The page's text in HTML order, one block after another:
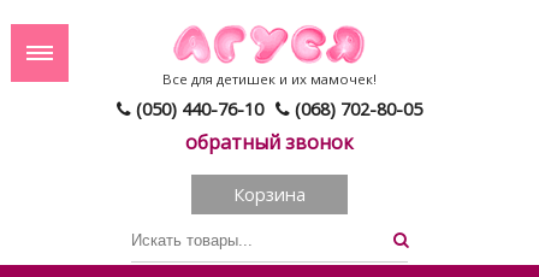
(050) 440-76-10 (068) 702-80-05
обратный звонок
Все для детишек и их мамочек!
Корзина